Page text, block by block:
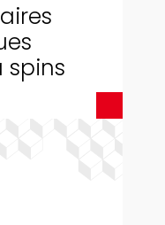
spins